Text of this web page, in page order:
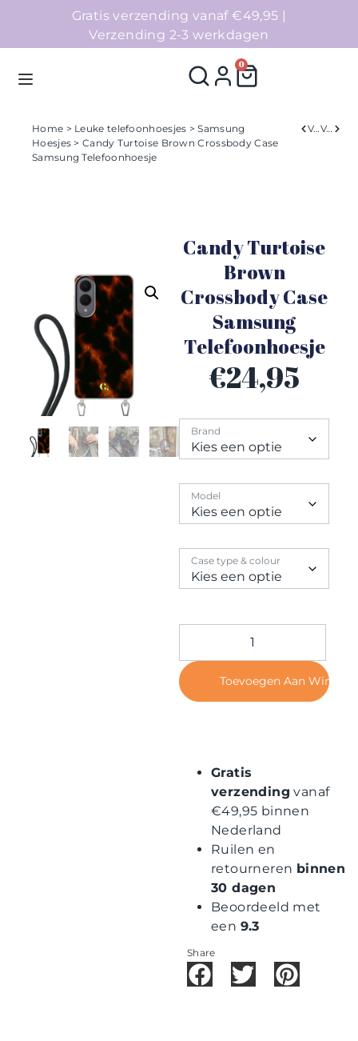
Gratis verzending vanaf €49,95 |
Verzending 2-3 werkdagen
0
Homepage
Collecties
Contact
Home > Leuke telefoonhoesjes >Samsung
Hoesjes > Candy Turtoise Brown Crossbody Case
Samsung Telefoonhoesje
Verleden Volgend
Candy Turtoise
Brown
Crossbody Case
Samsung
Telefoonhoesje
€24,95
Brand
Model
Case type & colour
Toevoegen Aan
Gratis
verzending vanaf
€49,95 binnen
Nederland
Ruilen en
retourneren binnen
30 dagen
Beoordeeld met
een 9.3
Share